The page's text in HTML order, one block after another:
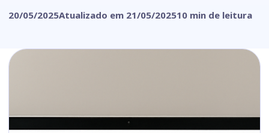
20/05/2025Atualizado em 21/05/202510 min de leitura